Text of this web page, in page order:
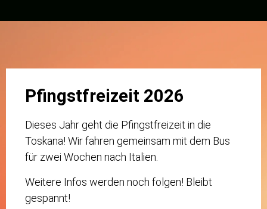
Pfingstfreizeit 2026
Dieses Jahr geht die Pfingstfreizeit in die
Toskana! Wir fahren gemeinsam mit dem Bus
für zwei Wochen nach Italien.
Weitere Infos werden noch folgen! Bleibt
gespannt!